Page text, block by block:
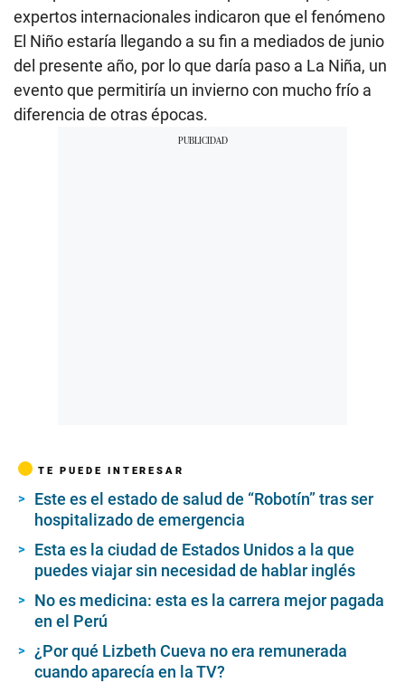
expertos internacionales indicaron que el fenómeno
El Niño estaría llegando a su fin a mediados de junio
del presente año, por lo que daría paso a La Niña, un
evento que permitiría un invierno con mucho frío a
diferencia de otras épocas.
TE PUEDE INTERESAR
Este es el estado de salud de “Robotín” tras ser
hospitalizado de emergencia
Esta es la ciudad de Estados Unidos a la que
puedes viajar sin necesidad de hablar inglés
No es medicina: esta es la carrera mejor pagada
en el Perú
¿Por qué Lizbeth Cueva no era remunerada
cuando aparecía en la TV?